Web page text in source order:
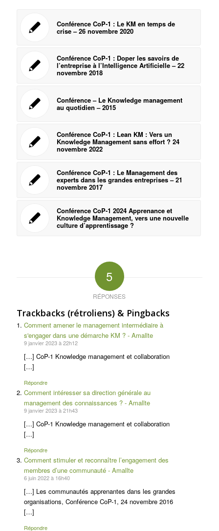
Conférence CoP-1 : Le KM en temps de
crise – 26 novembre 2020
Conférence CoP-1 : Doper les savoirs de
l’entreprise à l’Intelligence Artificielle – 22
novembre 2018
Conférence – Le Knowledge management
au quotidien – 2015
Conférence CoP-1 : Lean KM : Vers un
Knowledge Management sans effort ? 24
novembre 2022
Conférence CoP-1 : Le Management des
experts dans les grandes entreprises – 21
novembre 2017
Conférence CoP-1 2024 Apprenance et
Knowledge Management, vers une nouvelle
culture d’apprentissage ?
5
RÉPONSES
Trackbacks (rétroliens) & Pingbacks
Comment amener le management intermédiaire à
s'engager dans une démarche KM ? - Amallte
9 janvier 2023 à 22h12
[…] CoP-1 Knowledge management et collaboration
[…]
Répondre
Comment intéresser sa direction générale au
management des connaissances ? - Amallte
9 janvier 2023 à 21h43
[…] CoP-1 Knowledge management et collaboration
[…]
Répondre
Comment stimuler et reconnaître l’engagement des
membres d’une communauté - Amallte
6 juin 2022 à 16h40
[…] Les communautés apprenantes dans les grandes
organisations, Conférence CoP-1, 24 novembre 2016
[…]
Répondre